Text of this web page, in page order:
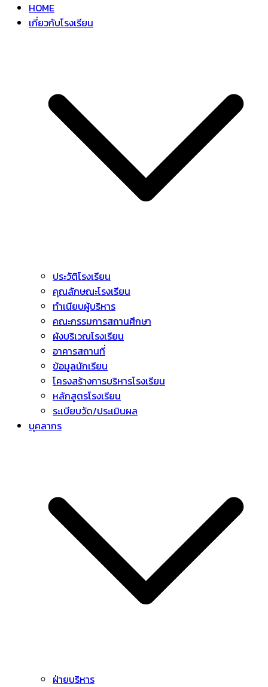
HOME
เกี่ยวกับโรงเรียน
ประวัติโรงเรียน
คุณลักษณะโรงเรียน
ทำเนียบผู้บริหาร
คณะกรรมการสถานศึกษา
ผังบริเวณโรงเรียน
อาคารสถานที่
ข้อมูลนักเรียน
โครงสร้างการบริหารโรงเรียน
หลักสูตรโรงเรียน
ระเบียบวัด/ประเมินผล
บุคลากร
ฝ่ายบริหาร